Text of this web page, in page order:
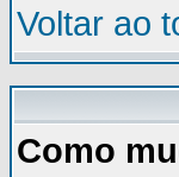
Voltar ao
Como